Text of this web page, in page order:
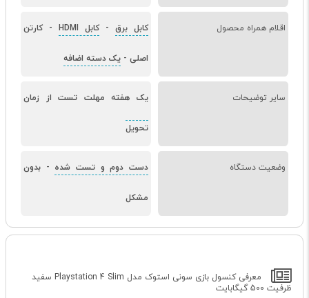
اقلام همراه محصول کابل برق - کابل HDMI - کارتن
اصلی - یک دسته اضافه
سایر توضیحات یک هفته مهلت تست از زمان
تحویل
وضعیت دستگاه دست دوم و تست شده - بدون
مشکل
معرفی کنسول بازی سونی استوک مدل Playstation 4 Slim سفید
ظرفیت 500 گیگابایت